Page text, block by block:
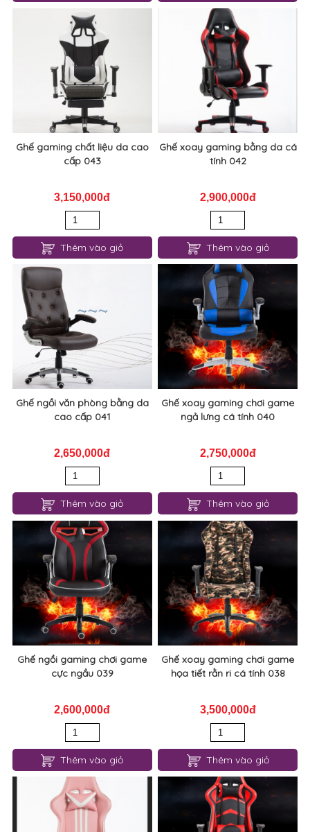
Ghế gaming chất liệu da cao
cấp 043
3,150,000đ
Thêm vào giỏ
Ghế xoay gaming bằng da cá
tính 042
2,900,000đ
Thêm vào giỏ
Ghế ngồi văn phòng bằng da
cao cấp 041
2,650,000đ
Thêm vào giỏ
Ghế xoay gaming chơi game
ngả lưng cá tính 040
2,750,000đ
Thêm vào giỏ
Ghế ngồi gaming chơi game
cực ngầu 039
2,600,000đ
Thêm vào giỏ
Ghế xoay gaming chơi game
họa tiết rằn ri cá tính 038
3,500,000đ
Thêm vào giỏ